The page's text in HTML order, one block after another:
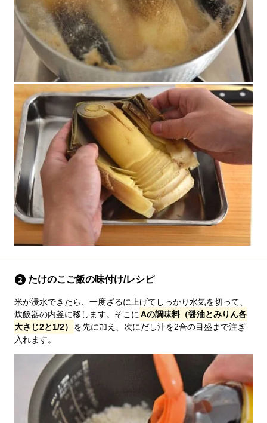
たけのこご飯の味付け/レシピ
米が浸水できたら、一度ざるに上げてしっかり水気を切って、
炊飯器の内釜に移します。そこにAの調味料（醤油とみりん各
大さじ2と1/2）
を先に加え、次にだし汁を2合の目盛まで注ぎ
入れます。